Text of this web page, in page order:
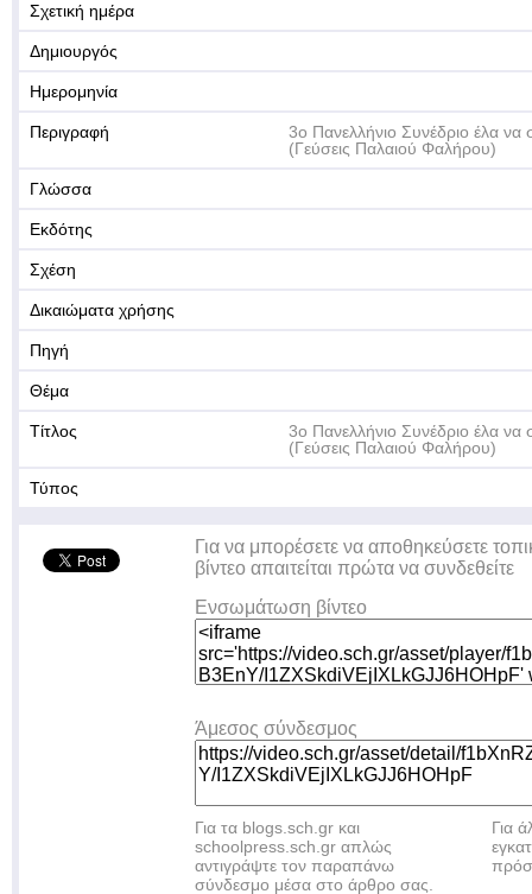
Σχετική ημέρα
Δημιουργός
Ημερομηνία
Περιγραφή
3ο Πανελλήνιο Συνέδριο έλα
(Γεύσεις Παλαιού Φαλήρου)
Γλώσσα
Εκδότης
Σχέση
Δικαιώματα χρήσης
Πηγή
Θέμα
Τίτλος
3ο Πανελλήνιο Συνέδριο έλα
(Γεύσεις Παλαιού Φαλήρου)
Τύπος
Για να μπορέσετε να αποθηκεύσετε
βίντεο απαιτείται πρώτα να συνδεθείτε
Ενσωμάτωση βίντεο
Άμεσος σύνδεσμος
Για τα blogs.sch.gr και
schoolpress.sch.gr απλώς
αντιγράψτε τον παραπάνω
σύνδεσμο μέσα στο άρθρο σας.
Για